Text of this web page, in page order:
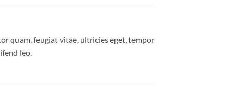
quam, feugiat vitae, ultricies eget, tempor
leo.